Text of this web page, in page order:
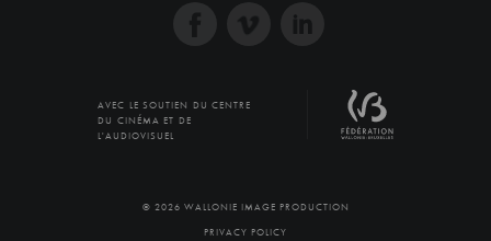
AVEC LE SOUTIEN DU CENTRE
DU CINÉMA ET DE
L'AUDIOVISUEL
© 2026 WALLONIE IMAGE PRODUCTION
PRIVACY POLICY